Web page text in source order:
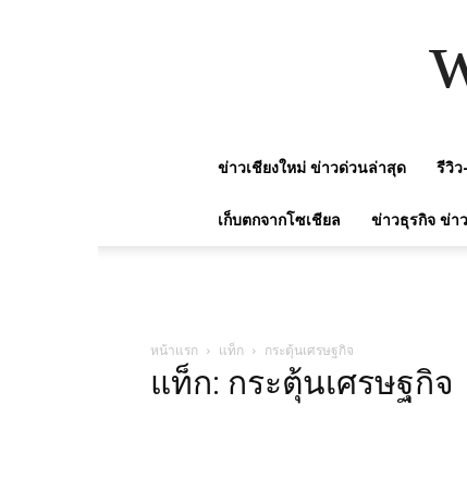
ข่าวเชียงใหม่ ข่าวด่วนล่าสุด รีวิ
เก็บตกจากโซเชียล ข่าวธุรกิจ ข่า
หน้าแรก แท็ก กระตุ้นเศรษฐกิจ
แท็ก: กระตุ้นเศรษฐกิจ